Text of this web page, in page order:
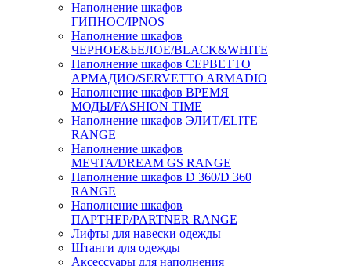
Наполнение шкафов
ГИПНОС/IPNOS
Наполнение шкафов
ЧЕРНОЕ&БЕЛОЕ/BLACK&WHITE
Наполнение шкафов СЕРВЕТТО
АРМАДИО/SERVETTO ARMADIO
Наполнение шкафов ВРЕМЯ
МОДЫ/FASHION TIME
Наполнение шкафов ЭЛИТ/ELITE
RANGE
Наполнение шкафов
МЕЧТА/DREAM GS RANGE
Наполнение шкафов D 360/D 360
RANGE
Наполнение шкафов
ПАРТНЕР/PARTNER RANGE
Лифты для навески одежды
Штанги для одежды
Аксессуары для наполнения